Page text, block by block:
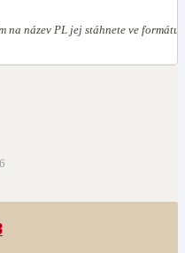
na název PL jej stáhnete ve formátu